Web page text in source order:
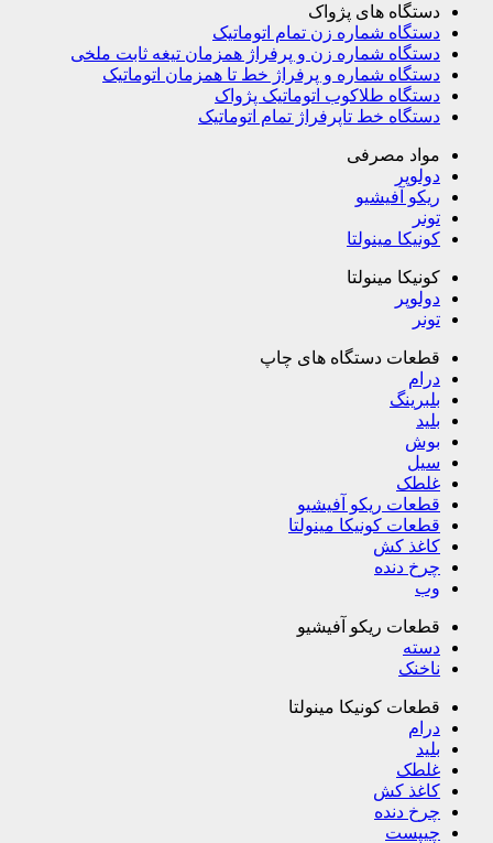
دستگاه های پژواک
دستگاه شماره زن تمام اتوماتیک
دستگاه شماره زن و پرفراژ همزمان تیغه ثابت ملخی
دستگاه شماره و پرفراژ خط تا همزمان اتوماتیک
دستگاه طلاکوب اتوماتیک پژواک
دستگاه خط تاپرفراژ تمام اتوماتیک
مواد مصرفی
دولوپر
ریکو آفیشیو
تونر
کونیکا مینولتا
کونیکا مینولتا
دولوپر
تونر
قطعات دستگاه های چاپ
درام
بلبرینگ
بلید
بوش
سیل
غلطک
قطعات ریکو آفیشیو
قطعات کونیکا مینولتا
کاغذ کش
چرخ دنده
وب
قطعات ریکو آفیشیو
دسته
ناخنک
قطعات کونیکا مینولتا
درام
بلید
غلطک
کاغذ کش
چرخ دنده
چیپست